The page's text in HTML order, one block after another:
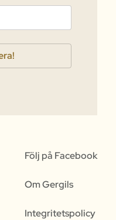
Följ på Facebook
Om Gergils
Integritetspolicy